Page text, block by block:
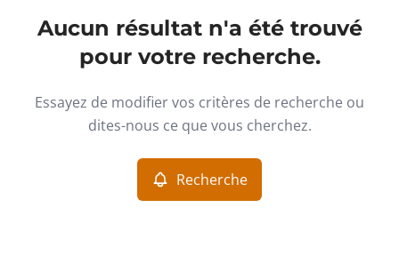
Olne (4877) Remove
Terrain Remove
Vue de la carte
Recherche Trier par
Aucun résultat n'a été trouvé
pour votre recherche.
Essayez de modifier vos critères de recherche ou
dites-nous ce que vous cherchez.
Recherche